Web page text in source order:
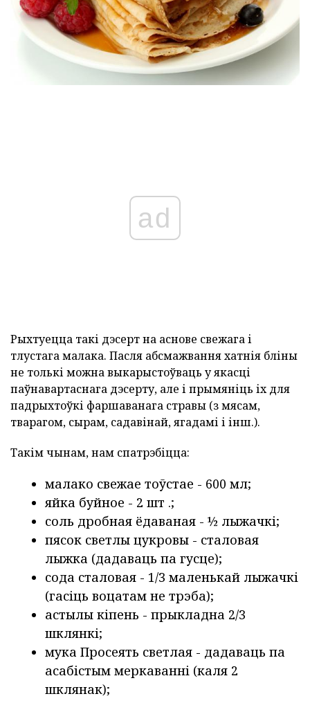
ad
Рыхтуецца такі дэсерт на аснове свежага і
тлустага малака. Пасля абсмажвання хатнія бліны
не толькі можна выкарыстоўваць у якасці
паўнавартаснага дэсерту, але і прымяніць іх для
падрыхтоўкі фаршаванага стравы (з мясам,
тварагом, сырам, садавінай, ягадамі і інш.).
Такім чынам, нам спатрэбіцца:
малако свежае тоўстае - 600 мл;
яйка буйное - 2 шт .;
соль дробная ёдаваная - ½ лыжачкі;
пясок светлы цукровы - сталовая
лыжка (дадаваць па гусце);
сода сталовая - 1/3 маленькай лыжачкі
(гасіць воцатам не трэба);
астылы кіпень - прыкладна 2/3
шклянкі;
мука Просеять светлая - дадаваць па
асабістым меркаванні (каля 2
шклянак);